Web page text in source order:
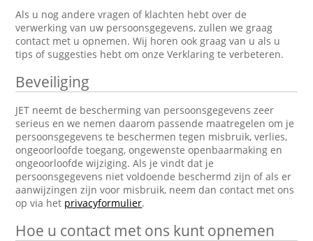
Als u nog andere vragen of klachten hebt over de
verwerking van uw persoonsgegevens, zullen we graag
contact met u opnemen. Wij horen ook graag van u als u
tips of suggesties hebt om onze Verklaring te verbeteren.
Beveiliging
JET neemt de bescherming van persoonsgegevens zeer
serieus en we nemen daarom passende maatregelen om je
persoonsgegevens te beschermen tegen misbruik, verlies,
ongeoorloofde toegang, ongewenste openbaarmaking en
ongeoorloofde wijziging. Als je vindt dat je
persoonsgegevens niet voldoende beschermd zijn of als er
aanwijzingen zijn voor misbruik, neem dan contact met ons
op via het privacyformulier.
Hoe u contact met ons kunt opnemen